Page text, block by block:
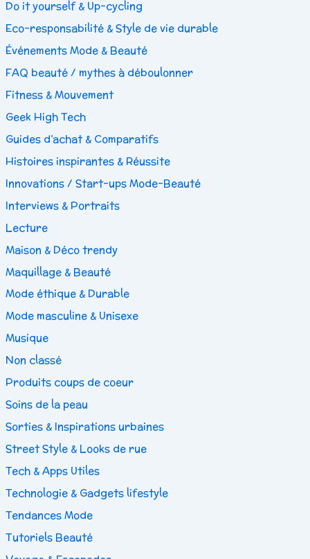
Do it yourself & Up-cycling
Eco-responsabilité & Style de vie durable
Événements Mode & Beauté
FAQ beauté / mythes à déboulonner
Fitness & Mouvement
Geek High Tech
Guides d’achat & Comparatifs
Histoires inspirantes & Réussite
Innovations / Start-ups Mode-Beauté
Interviews & Portraits
Lecture
Maison & Déco trendy
Maquillage & Beauté
Mode éthique & Durable
Mode masculine & Unisexe
Musique
Non classé
Produits coups de coeur
Soins de la peau
Sorties & Inspirations urbaines
Street Style & Looks de rue
Tech & Apps Utiles
Technologie & Gadgets lifestyle
Tendances Mode
Tutoriels Beauté